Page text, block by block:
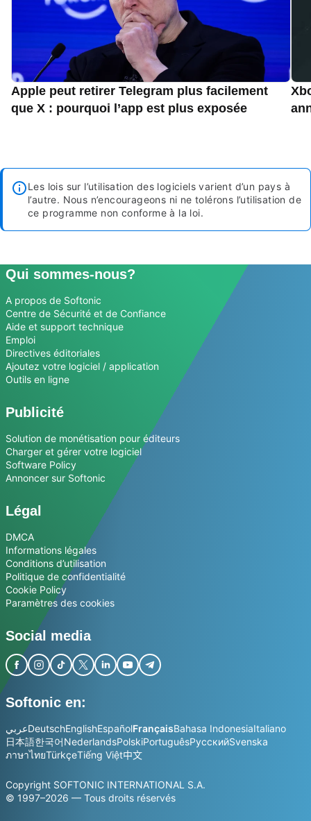
Apple peut retirer Telegram plus facilement
que X : pourquoi l’app est plus exposée
Les lois sur l’utilisation des logiciels varient d’un pays à
l’autre. Nous n’encourageons ni ne tolérons l’utilisation de
ce programme non conforme à la loi.
Qui sommes-nous?
A propos de Softonic
Centre de Sécurité et de Confiance
Aide et support technique
Emploi
Directives éditoriales
Ajoutez votre logiciel / application
Outils en ligne
Publicité
Solution de monétisation pour éditeurs
Charger et gérer votre logiciel
Software Policy
Annoncer sur Softonic
Légal
DMCA
Informations légales
Conditions d’utilisation
Politique de confidentialité
Cookie Policy
Paramètres des cookies
Social media
Softonic en:
عربيDeutschEnglishEspañolFrançaisBahasa IndonesiaItaliano
日本語한국어NederlandsPolskiPortuguêsРусскийSvenska
ภาษาไทยTürkçeTiếng Việt中文
Copyright SOFTONIC INTERNATIONAL S.A.
© 1997–2026 — Tous droits réservés